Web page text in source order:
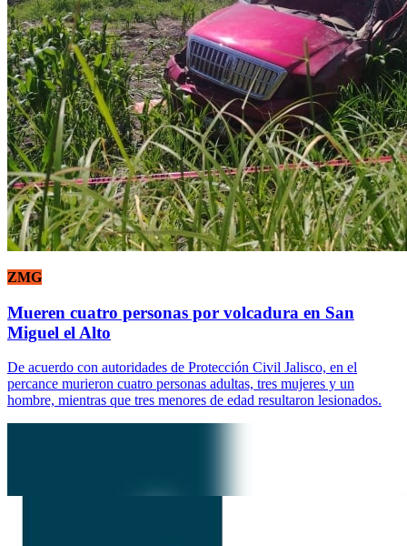
ZMG
Mueren cuatro personas por volcadura en San
Miguel el Alto
De acuerdo con autoridades de Protección Civil Jalisco, en el
percance murieron cuatro personas adultas, tres mujeres y un
hombre, mientras que tres menores de edad resultaron lesionados.